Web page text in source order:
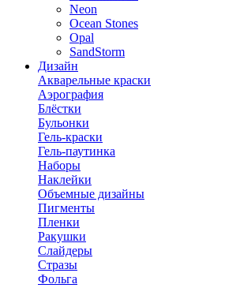
Neon
Ocean Stones
Opal
SandStorm
Дизайн
Акварельные краски
Аэрография
Блёстки
Бульонки
Гель-краски
Гель-паутинка
Наборы
Наклейки
Объемные дизайны
Пигменты
Пленки
Ракушки
Слайдеры
Стразы
Фольга